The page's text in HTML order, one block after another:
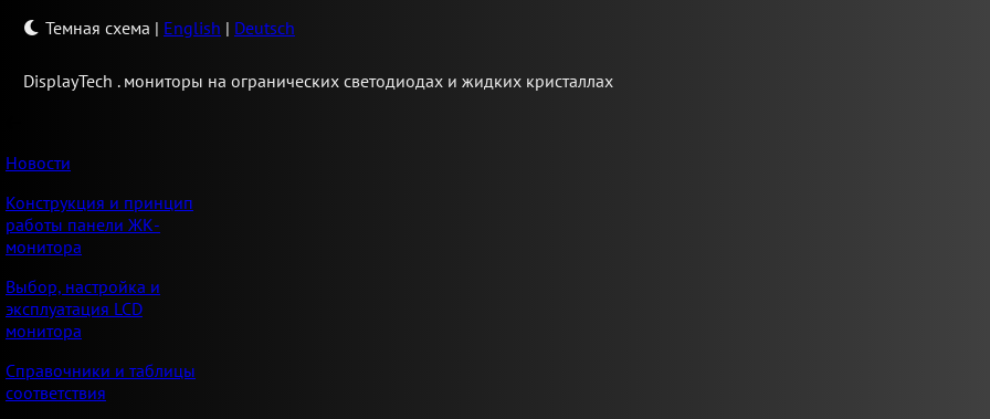
Темная схема | English | Deutsch
DisplayTech . мониторы на огранических светодиодах и жидких кристаллах
Новости
Конструкция и принцип
работы панели ЖК-
монитора
Выбор, настройка и
эксплуатация LCD
монитора
Справочники и таблицы
соответствия